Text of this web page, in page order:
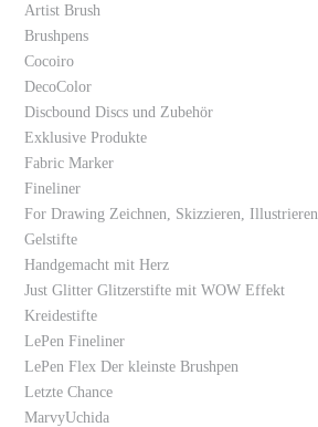
Artist Brush
Brushpens
Cocoiro
DecoColor
Discbound Discs und Zubehör
Exklusive Produkte
Fabric Marker
Fineliner
For Drawing Zeichnen, Skizzieren, Illustrieren
Gelstifte
Handgemacht mit Herz
Just Glitter Glitzerstifte mit WOW Effekt
Kreidestifte
LePen Fineliner
LePen Flex Der kleinste Brushpen
Letzte Chance
MarvyUchida